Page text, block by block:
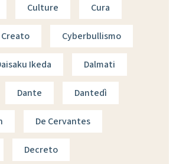
Culture Cura
Cyberbullismo
Ikeda Dalmati
Dante Dantedì
De Cervantes
Decreto